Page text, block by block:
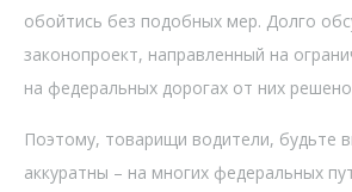
обойтись без подобных мер. Долго
законопроект, направленный на
на федеральных дорогах от них
Поэтому, товарищи водители, будьте
аккуратны – на многих федеральных